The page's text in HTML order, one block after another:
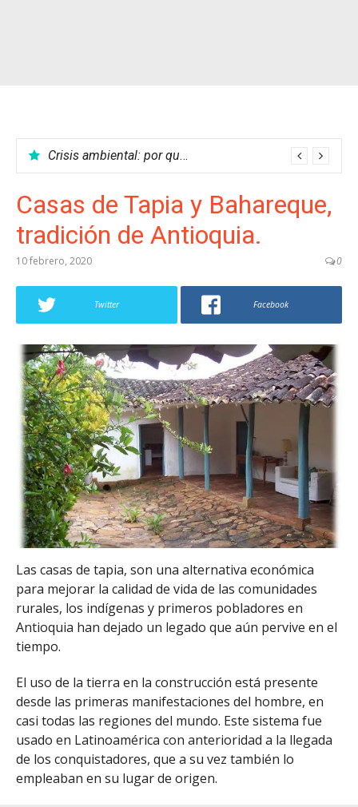
Crisis ambiental: por qué no podemos parar el calentamiento global
Casas de Tapia y Bahareque,
tradición de Antioquia.
10 febrero, 2020 0
Twitter Facebook
Las casas de tapia, son una alternativa económica
para mejorar la calidad de vida de las comunidades
rurales, los indígenas y primeros pobladores en
Antioquia han dejado un legado que aún pervive en el
tiempo.
El uso de la tierra en la construcción está presente
desde las primeras manifestaciones del hombre, en
casi todas las regiones del mundo. Este sistema fue
usado en Latinoamérica con anterioridad a la llegada
de los conquistadores, que a su vez también lo
empleaban en su lugar de origen.